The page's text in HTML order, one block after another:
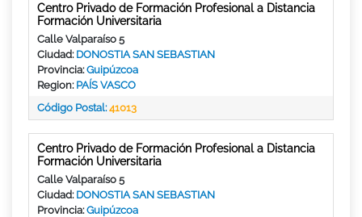
Centro Privado de Formación Profesional a Distancia
Formación Universitaria
Calle Valparaíso 5
Ciudad: DONOSTIA SAN SEBASTIAN
Provincia:Guipúzcoa
Region: PAÍS VASCO
Código Postal:41013
Centro Privado de Formación Profesional a Distancia
Formación Universitaria
Calle Valparaíso 5
Ciudad: DONOSTIA SAN SEBASTIAN
Provincia:Guipúzcoa